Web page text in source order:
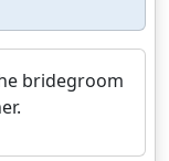
bridegroom